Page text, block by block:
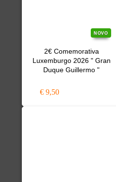
NOVO
2€ Comemorativa
Luxemburgo 2026 " Gran
Duque Guillermo "
€ 9,50